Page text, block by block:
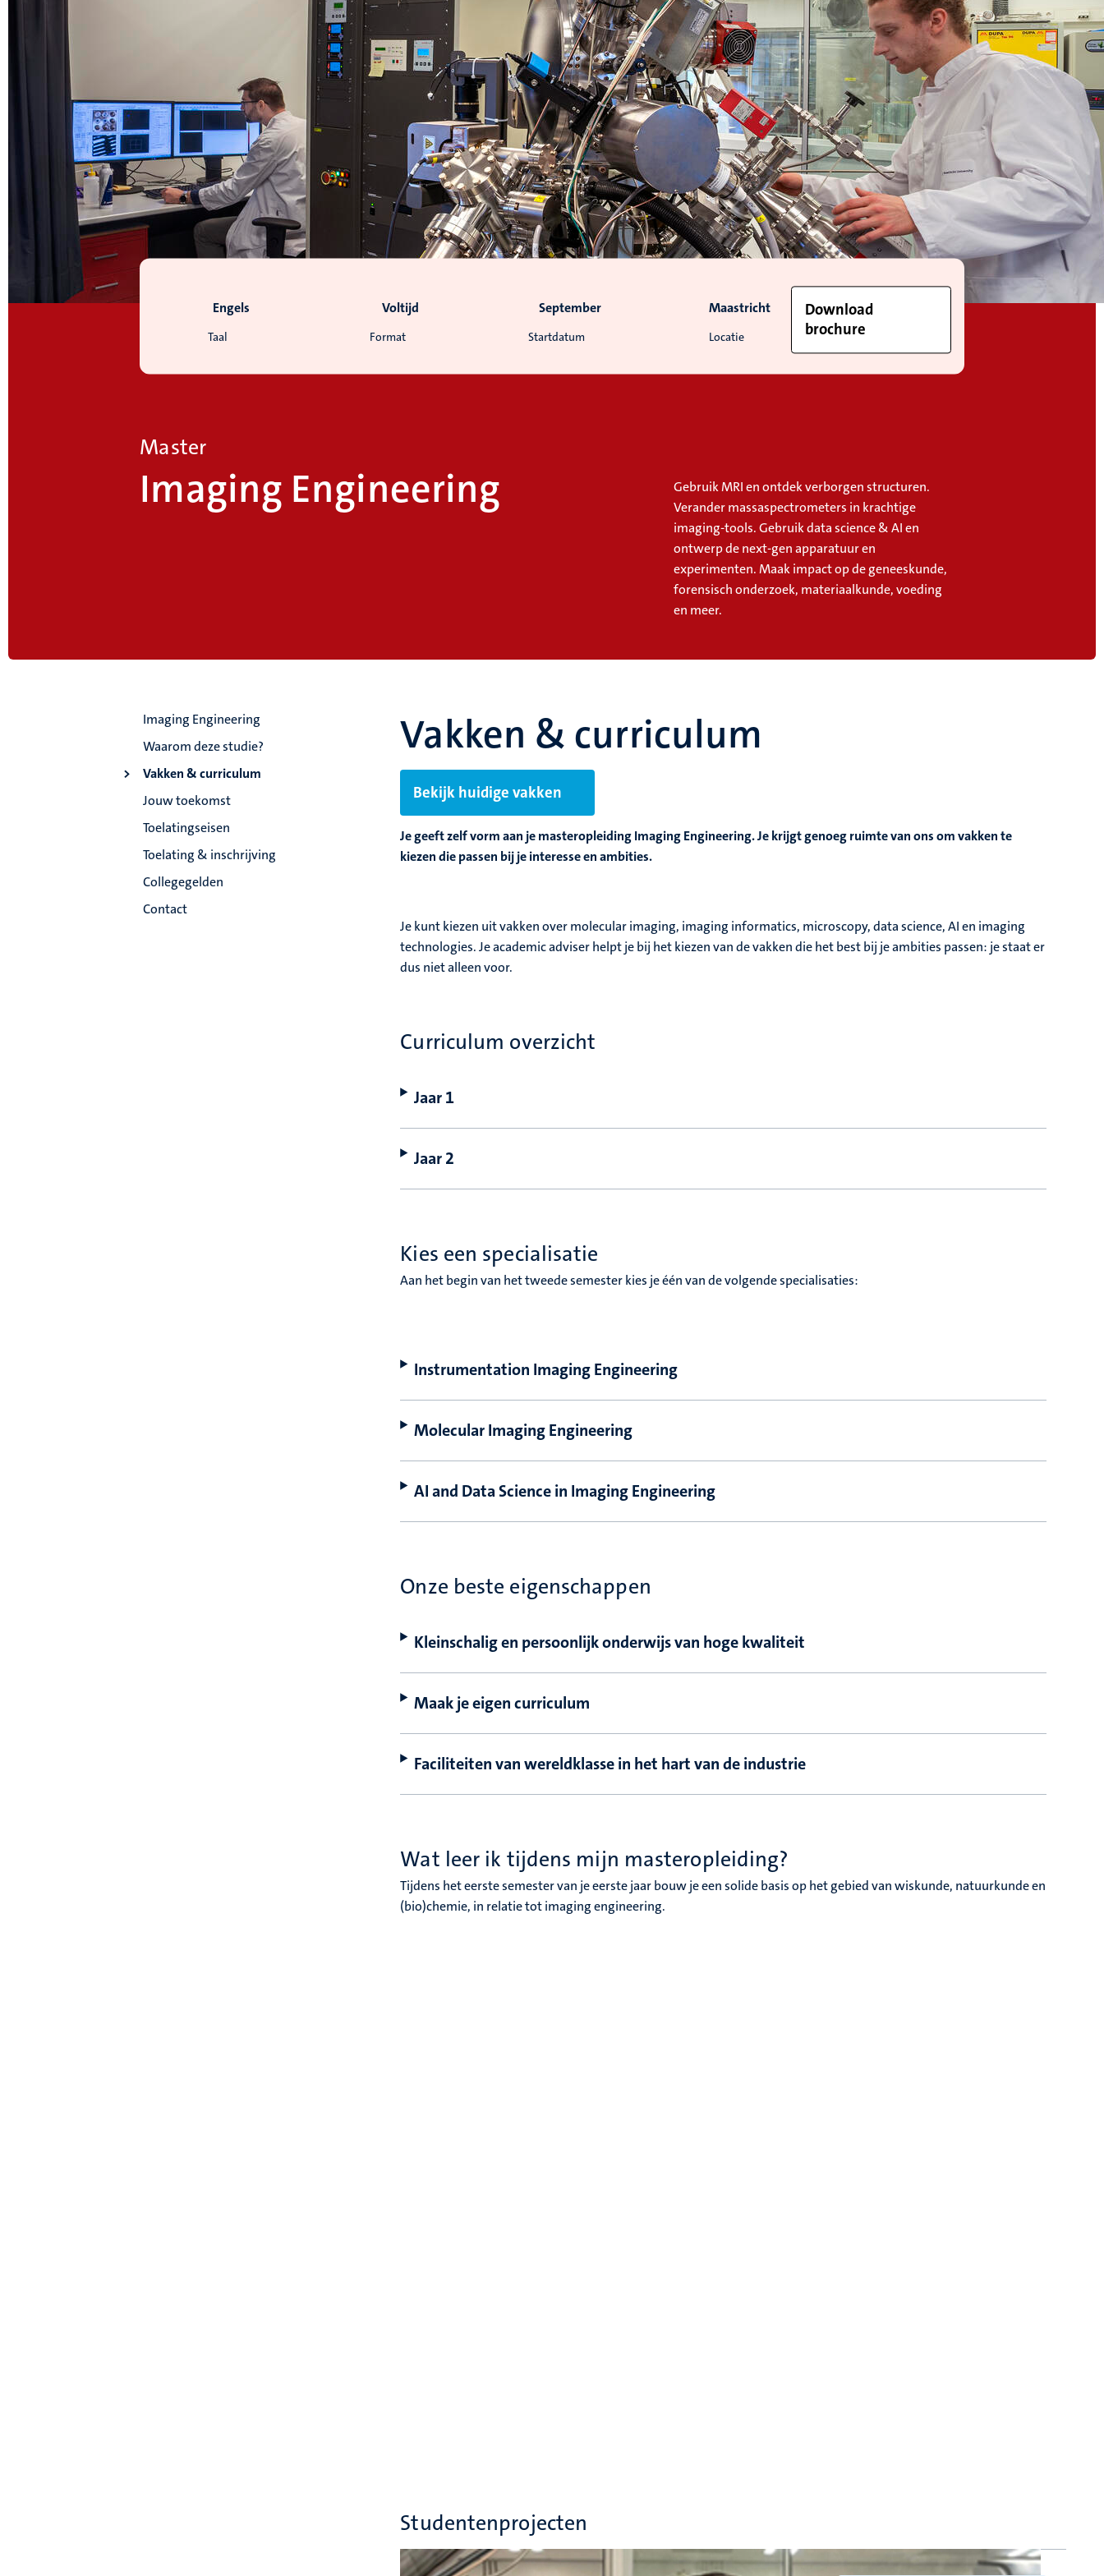
Taal
Engels
Format
Voltijd
Startdatum
September
Locatie
Maastricht
Download
brochure
Master
Imaging Engineering
Gebruik MRI en ontdek verborgen structuren.
Verander massaspectrometers in krachtige
imaging-tools. Gebruik data science & AI en
ontwerp de next-gen apparatuur en
experimenten. Maak impact op de geneeskunde,
forensisch onderzoek, materiaalkunde, voeding
en meer.
Imaging Engineering
Waarom deze studie?
Vakken & curriculum
Jouw toekomst
Toelatingseisen
Toelating & inschrijving
Collegegelden
Contact
Vakken & curriculum
Bekijk huidige vakken
Je geeft zelf vorm aan je masteropleiding Imaging Engineering. Je krijgt genoeg ruimte van ons om vakken te
kiezen die passen bij je interesse en ambities.
Je kunt kiezen uit vakken over molecular imaging, imaging informatics, microscopy, data science, AI en imaging
technologies. Je academic adviser helpt je bij het kiezen van de vakken die het best bij je ambities passen: je staat er
dus niet alleen voor.
Curriculum overzicht
Jaar 1
Jaar 2
Kies een specialisatie
Aan het begin van het tweede semester kies je één van de volgende specialisaties:
Instrumentation Imaging Engineering
Molecular Imaging Engineering
AI and Data Science in Imaging Engineering
Onze beste eigenschappen
Kleinschalig en persoonlijk onderwijs van hoge kwaliteit
Maak je eigen curriculum
Faciliteiten van wereldklasse in het hart van de industrie
Wat leer ik tijdens mijn masteropleiding?
Tijdens het eerste semester van je eerste jaar bouw je een solide basis op het gebied van wiskunde, natuurkunde en
(bio)chemie, in relatie tot imaging engineering.
Studentenprojecten